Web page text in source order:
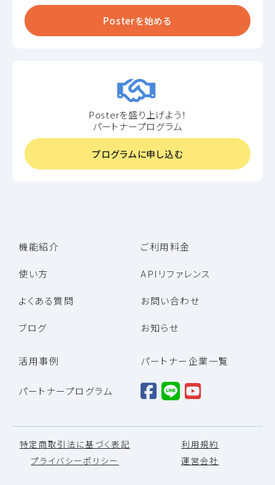
機能紹介
使い方
よくある質問
ブログ
ご利用料金
APIリファレンス
お問い合わせ
お知らせ
活用事例 パートナー企業一覧
パートナープログラム
特定商取引法に基づく表記
利用規約
プライバシーポリシー
運営会社
Posterを始める
Posterを盛り上げよう！
パートナープログラム
プログラムに申し込む